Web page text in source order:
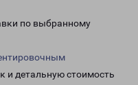
по выбранному
и детальную стоимость